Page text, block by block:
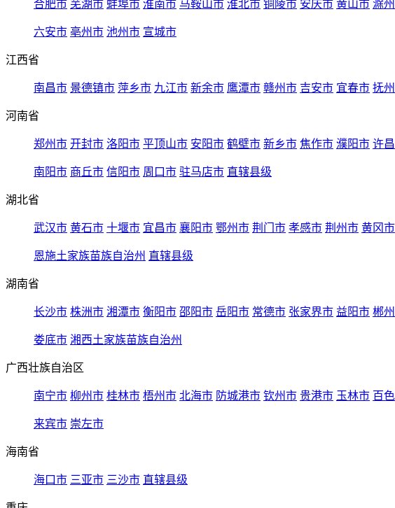
合肥市 芜湖市 蚌埠市 淮南市 马鞍山市 淮北市 铜陵市 安庆市 黄山市 滁
六安市 亳州市 池州市 宣城市
江西省
南昌市 景德镇市 萍乡市 九江市 新余市 鹰潭市 赣州市 吉安市 宜春市 抚
河南省
郑州市 开封市 洛阳市 平顶山市 安阳市 鹤壁市 新乡市 焦作市 濮阳市 许
南阳市 商丘市 信阳市 周口市 驻马店市 直辖县级
湖北省
武汉市 黄石市 十堰市 宜昌市 襄阳市 鄂州市 荆门市 孝感市 荆州市 黄冈市
恩施土家族苗族自治州 直辖县级
湖南省
长沙市 株洲市 湘潭市 衡阳市 邵阳市 岳阳市 常德市 张家界市 益阳市 郴
娄底市 湘西土家族苗族自治州
广西壮族自治区
南宁市 柳州市 桂林市 梧州市 北海市 防城港市 钦州市 贵港市 玉林市 百
来宾市 崇左市
海南省
海口市 三亚市 三沙市 直辖县级